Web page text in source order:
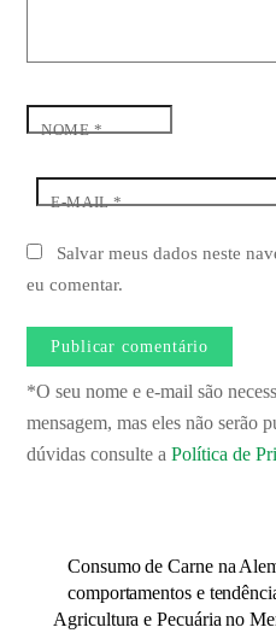
NOME*
E-MAIL*
Salvar meus dados neste
eu comentar.
*O seu nome e e-mail são
mensagem, mas eles não serão
dúvidas consulte aPolítica de
Consumo de Carne na
comportamentos e
Agricultura e Pecuária no